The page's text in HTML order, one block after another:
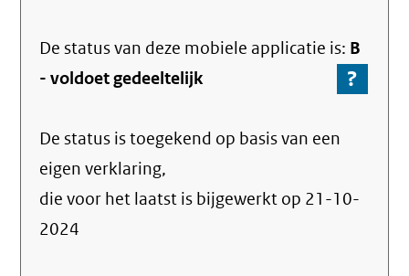
De status van deze mobiele applicatie is: B
-voldoet gedeeltelijk ?
Ga
over
De status is toegekend op basis van een
eigen verklaring,
die voor het laatst is bijgewerkt op 21-10-
2024